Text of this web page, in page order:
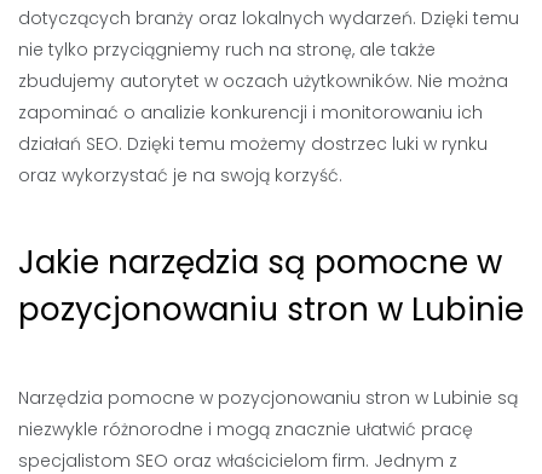
dotyczących branży oraz lokalnych wydarzeń. Dzięki temu
nie tylko przyciągniemy ruch na stronę, ale także
zbudujemy autorytet w oczach użytkowników. Nie można
zapominać o analizie konkurencji i monitorowaniu ich
działań SEO. Dzięki temu możemy dostrzec luki w rynku
oraz wykorzystać je na swoją korzyść.
Jakie narzędzia są pomocne w
pozycjonowaniu stron w Lubinie
Narzędzia pomocne w pozycjonowaniu stron w Lubinie są
niezwykle różnorodne i mogą znacznie ułatwić pracę
specjalistom SEO oraz właścicielom firm. Jednym z